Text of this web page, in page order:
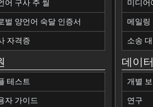
어 구사 주 씰
벌 양언어 숙달 인증서
자격증
테스트
자 가이드
미디어
메일링
소송
데이
개별
연구